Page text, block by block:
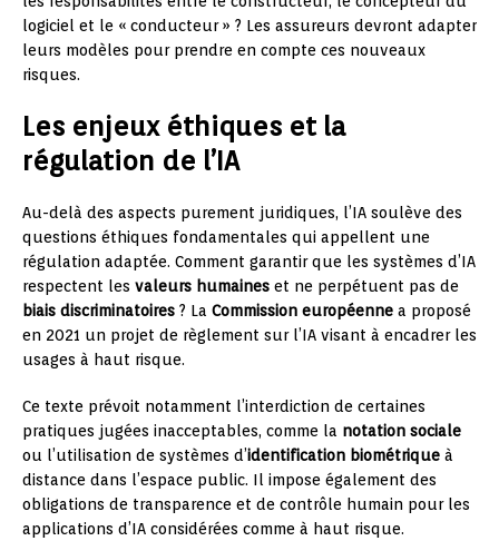
logiciel et le « conducteur » ? Les assureurs devront adapter
leurs modèles pour prendre en compte ces nouveaux
risques.
Les enjeux éthiques et la
régulation de l’IA
Au-delà des aspects purement juridiques, l’IA soulève des
questions éthiques fondamentales qui appellent une
régulation adaptée. Comment garantir que les systèmes d’IA
respectent les valeurs humaines et ne perpétuent pas de
biais discriminatoires ? La Commission européenne a proposé
en 2021 un projet de règlement sur l’IA visant à encadrer les
usages à haut risque.
Ce texte prévoit notamment l’interdiction de certaines
pratiques jugées inacceptables, comme la notation sociale
ou l’utilisation de systèmes d’identification biométrique à
distance dans l’espace public. Il impose également des
obligations de transparence et de contrôle humain pour les
applications d’IA considérées comme à haut risque.